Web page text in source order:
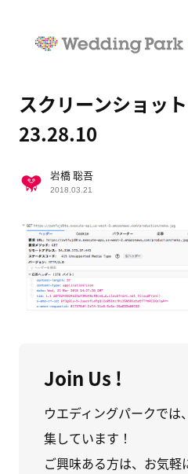
スクリーンショッ
23.28.10
岩橋 聡吾
2018.03.21
Join Us !
ウエディングパークで
集しています！
ご興味ある方は、お気軽